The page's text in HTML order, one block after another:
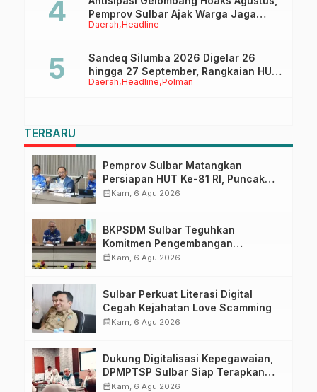
Daerah Headline
Pemprov Sulbar Ajak Warga Jaga
Ruang Digital
Daerah Headline Polman
Sandeq Silumba 2026 Digelar 26
hingga 27 September, Rangkaian HUT
Sulbar
TERBARU
Pemprov Sulbar Matangkan
Persiapan HUT Ke-81 RI, Puncak
Upacara di Lapangan Ahmad
calendar_monthKam, 6 Agu 2026
BKPSDM Sulbar Teguhkan
Komitmen Pengembangan
Kompetensi ASN melalui
calendar_monthKam, 6 Agu 2026
Sulbar Perkuat Literasi Digital
Cegah Kejahatan Love Scamming
calendar_monthKam, 6 Agu 2026
Dukung Digitalisasi Kepegawaian,
DPMPTSP Sulbar Siap Terapkan
Aplikasi FLEKSI ASN
calendar_monthKam, 6 Agu 2026